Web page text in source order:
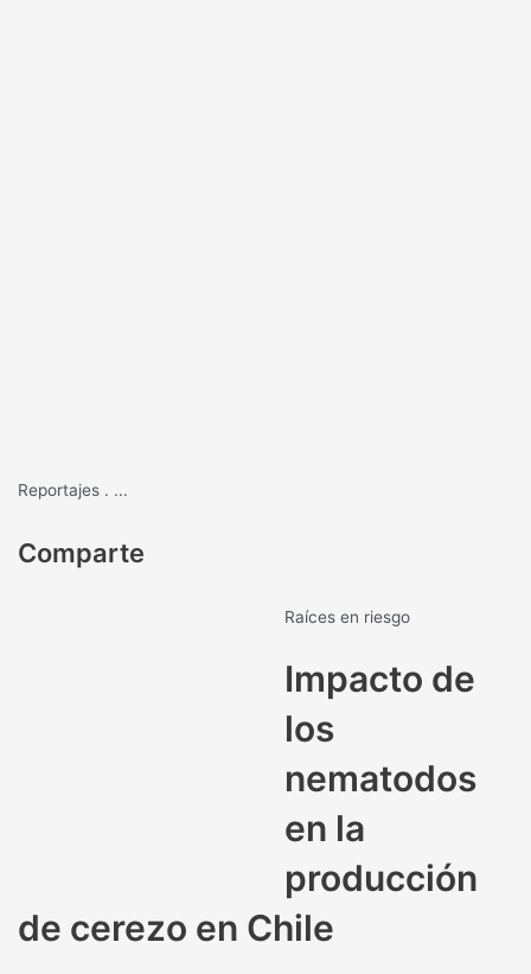
Reportajes . ...
Comparte
Raíces en riesgo
Impacto de
los
nematodos
en la
producción
de cerezo en Chile